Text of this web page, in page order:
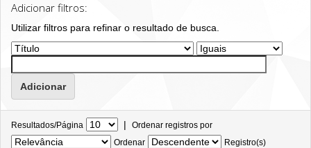
Adicionar filtros:
Utilizar filtros para refinar o resultado de busca.
Resultados/Página | Ordenar registros por
Ordenar
Registro(s)